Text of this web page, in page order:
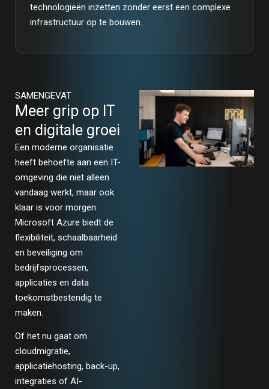
technologieën inzetten zonder eerst een complexe
infrastructuur op te bouwen.
SAMENGEVAT
Meer grip op IT
en digitale groei
Een moderne organisatie
heeft behoefte aan een IT-
omgeving die niet alleen
vandaag werkt, maar ook
klaar is voor morgen.
Microsoft Azure biedt de
flexibiliteit, schaalbaarheid
en beveiliging om
bedrijfsprocessen,
applicaties en data
toekomstbestendig te
maken.
Of het nu gaat om
cloudmigratie,
applicatiehosting, back-up,
integraties of AI-